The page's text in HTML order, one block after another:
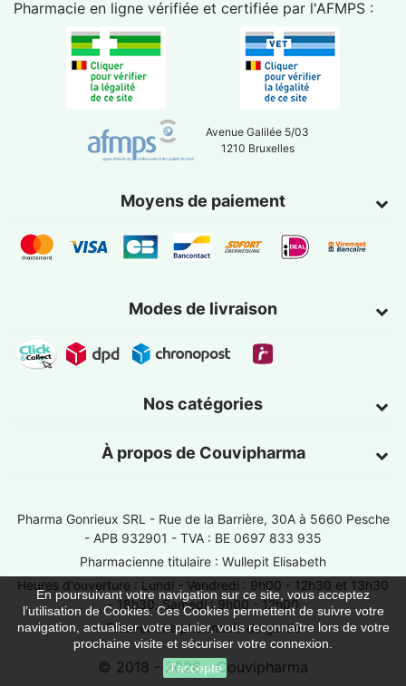
Pharmacie en ligne vérifiée et certifiée par l'AFMPS :
Avenue Galilée 5/03
1210 Bruxelles
Moyens de paiement
Modes de livraison
Nos catégories
À propos de Couvipharma
En poursuivant votre navigation sur ce site, vous acceptez
l’utilisation de Cookies. Ces Cookies permettent de suivre votre
navigation, actualiser votre panier, vous reconnaître lors de votre
prochaine visite et sécuriser votre connexion.
J'accepte
Pharma Gonrieux SRL - Rue de la Barrière, 30A à 5660 Pesche
- APB 932901 - TVA : BE 0697 833 935
Pharmacienne titulaire : Wullepit Elisabeth
Heures d'ouverture : Lundi - Vendredi : 9h00 - 12h30 et 13h30
- 18h30, Samedi : 9h00 - 12h00
Trouver une pharmacie de garde
© 2018 - 2026 - Couvipharma